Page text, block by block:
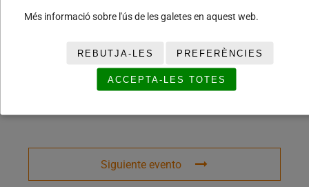
COMPARTIR ESTE EVENTO
Siguiente evento
Més informació sobre l'ús de les galetes en aquest web.
REBUTJA-LES PREFERÈNCIES
ACCEPTA-LES TOTES